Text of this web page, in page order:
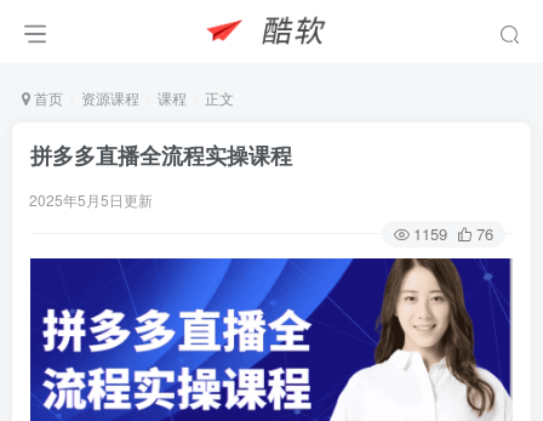
首页 资源课程 课程 正文
拼多多直播全流程实操课程
2025年5月5日更新
1159 76